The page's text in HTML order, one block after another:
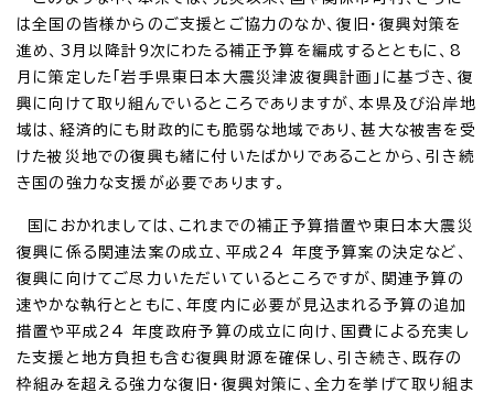
は全国の皆様からのご支援とご協力のなか、復旧・復興対策を
進め、3月以降計9次にわたる補正予算を編成するとともに、8
月に策定した「岩手県東日本大震災津波復興計画」に基づき、復
興に向けて取り組んでいるところでありますが、本県及び沿岸地
域は、経済的にも財政的にも脆弱な地域であり、甚大な被害を受
けた被災地での復興も緒に付いたばかりであることから、引き続
き国の強力な支援が必要であります。
国におかれましては、これまでの補正予算措置や東日本大震災
復興に係る関連法案の成立、平成24 年度予算案の決定など、
復興に向けてご尽力いただいているところですが、関連予算の
速やかな執行とともに、年度内に必要が見込まれる予算の追加
措置や平成24 年度政府予算の成立に向け、国費による充実し
た支援と地方負担も含む復興財源を確保し、引き続き、既存の
枠組みを超える強力な復旧・復興対策に、全力を挙げて取り組ま